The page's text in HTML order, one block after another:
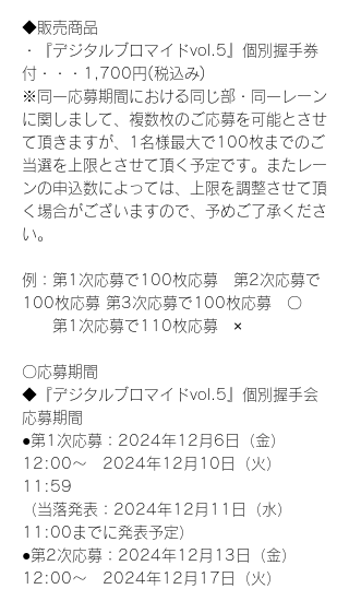
◆販売商品
・『デジタルブロマイドvol.5』個別握手券
付・・・1,700円(税込み)
※同一応募期間における同じ部・同一レーン
に関しまして、複数枚のご応募を可能とさせ
て頂きますが、1名様最大で100枚までのご
当選を上限とさせて頂く予定です。またレー
ンの申込数によっては、上限を調整させて頂
く場合がございますので、予めご了承くださ
い。
例：第1次応募で100枚応募　第2次応募で
100枚応募 第3次応募で100枚応募　〇
第1次応募で110枚応募　×
〇応募期間
◆『デジタルブロマイドvol.5』個別握手会
応募期間
●第1次応募：2024年12月6日（金）
12:00～　2024年12月10日（火）
11:59
（当落発表：2024年12月11日（水）
11:00までに発表予定）
●第2次応募：2024年12月13日（金）
12:00～　2024年12月17日（火）